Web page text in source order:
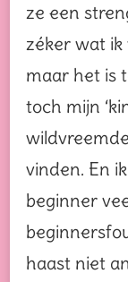
ze een
zéker wat ik
maar het is
toch mijn
vinden. En
beginner
haast niet